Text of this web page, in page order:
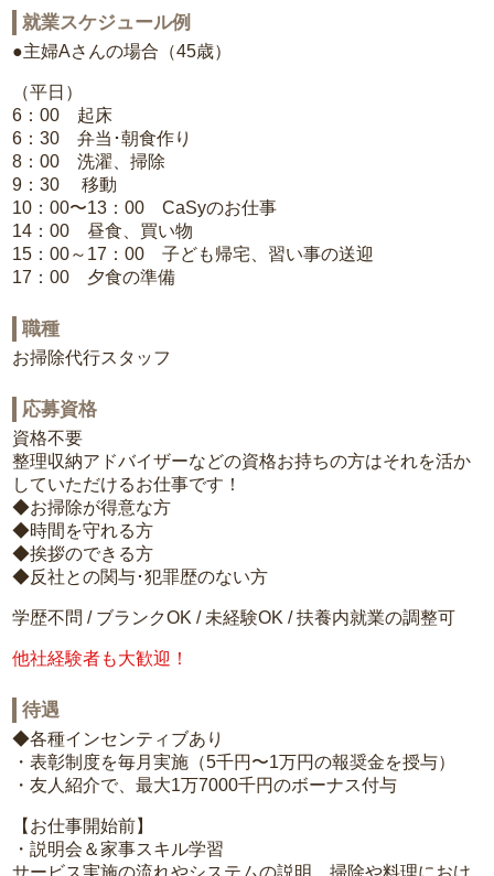
就業スケジュール例
●主婦Aさんの場合（45歳）
（平日）
6：00 起床
6：30 弁当･朝食作り
8：00 洗濯、掃除
9：30 移動
10：00〜13：00 CaSyのお仕事
14：00 昼食、買い物
15：00～17：00 子ども帰宅、習い事の送迎
17：00 夕食の準備
職種
お掃除代行スタッフ
応募資格
資格不要
整理収納アドバイザーなどの資格お持ちの方はそれを活か
していただけるお仕事です！
◆お掃除が得意な方
◆時間を守れる方
◆挨拶のできる方
◆反社との関与･犯罪歴のない方
学歴不問 / ブランクOK / 未経験OK / 扶養内就業の調整可
他社経験者も大歓迎！
待遇
◆各種インセンティブあり
・表彰制度を毎月実施（5千円〜1万円の報奨金を授与）
・友人紹介で、最大1万7000千円のボーナス付与
【お仕事開始前】
・説明会＆家事スキル学習